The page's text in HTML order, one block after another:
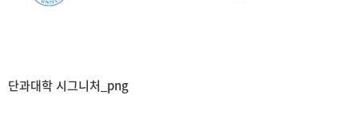
단과대학 시그니처_png